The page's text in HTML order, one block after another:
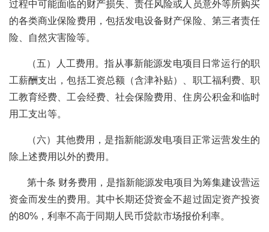
过程中可能面临的财产损失、责任风险或人员意外等所购买
的各类商业保险费用，包括发电设备财产保险、第三者责任
险、自然灾害险等。
（五）人工费用。指从事新能源发电项目日常运行的职
工薪酬支出，包括工资总额（含津补贴）、职工福利费、职
工教育经费、工会经费、社会保险费用、住房公积金和临时
用工支出等。
（六）其他费用，是指新能源发电项目正常运营发生的
除上述费用以外的费用。
第十条 财务费用，是指新能源发电项目为筹集建设营运
资金而发生的费用。其中长期还贷资金不超过固定资产投资
的80%，利率不高于同期人民币贷款市场报价利率。